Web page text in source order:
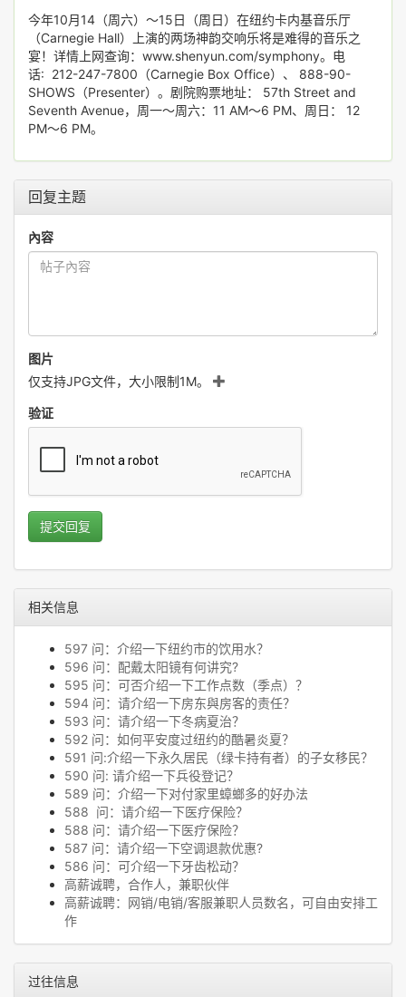
今年10月14（周六）～15日（周日）在纽约卡内基音乐厅
（Carnegie Hall）上演的两场神韵交响乐将是难得的音乐之
宴！详情上网查询：www.shenyun.com/symphony。电
话: 212-247-7800（Carnegie Box Office）、 888-90-
SHOWS（Presenter）。剧院购票地址： 57th Street and
Seventh Avenue，周一～周六：11 AM～6 PM、周日： 12
PM～6 PM。
回复主题
內容
图片
仅支持JPG文件，大小限制1M。
验证
提交回复
相关信息
597 问：介绍一下纽约市的饮用水？
596 问：配戴太阳镜有何讲究?
595 问：可否介绍一下工作点数（季点）？
594 问：请介绍一下房东與房客的责任？
593 问：请介绍一下冬病夏治？
592 问：如何平安度过纽约的酷暑炎夏？
591 问:介绍一下永久居民（绿卡持有者）的子女移民？
590 问: 请介绍一下兵役登记？
589 问：介绍一下对付家里蟑螂多的好办法
588 问：请介绍一下医疗保险？
588 问：请介绍一下医疗保险？
587 问：请介绍一下空调退款优惠?
586 问：可介绍一下牙齿松动？
高薪诚聘，合作人，兼职伙伴
高薪诚聘：网销/电销/客服兼职人员数名，可自由安排工
作
过往信息